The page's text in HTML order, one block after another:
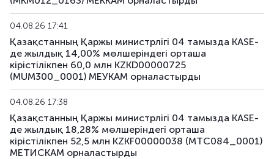
US200_2803
04.08.26 17:41
Қазақстанның Қаржы министрлігі 04 тамызда KASE-
де жылдық 14,00% мөлшеріндегі орташа
кірістілікпен 60,0 млн KZKD00000725
(MUM300_0001) МЕУКАМ орналастырды
04.08.26 17:38
Қазақстанның Қаржы министрлігі 04 тамызда KASE-
де жылдық 18,28% мөлшеріндегі орташа
кірістілікпен 52,5 млн KZKF00000038 (MTC084_0001)
МЕТИСКАМ орналастырды